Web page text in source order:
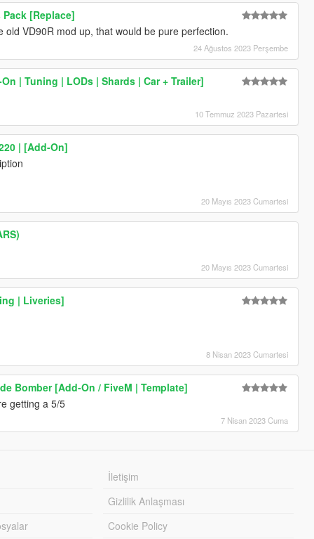
[Replace]
old VD90R mod up, that would be pure perfection.
24 Ağustos 2023 Perşembe
| Tuning | LODs | Shards | Car + Trailer]
10 Temmuz 2023 Pazartesi
| [Add-On]
20 Mayıs 2023 Cumartesi
20 Mayıs 2023 Cumartesi
| Liveries]
8 Nisan 2023 Cumartesi
Bomber [Add-On / FiveM | Template]
getting a 5/5
7 Nisan 2023 Cuma
İletişim
Gizlilik Anlaşması
Cookie Policy